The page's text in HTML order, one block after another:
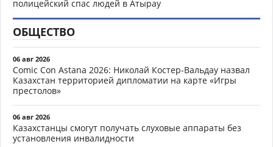
полицейский спас людей в Атырау
ОБЩЕСТВО
06 авг 2026
Comic Con Astana 2026: Николай Костер-Вальдау назвал
Казахстан территорией дипломатии на карте «Игры
престолов»
06 авг 2026
Казахстанцы смогут получать слуховые аппараты без
установления инвалидности